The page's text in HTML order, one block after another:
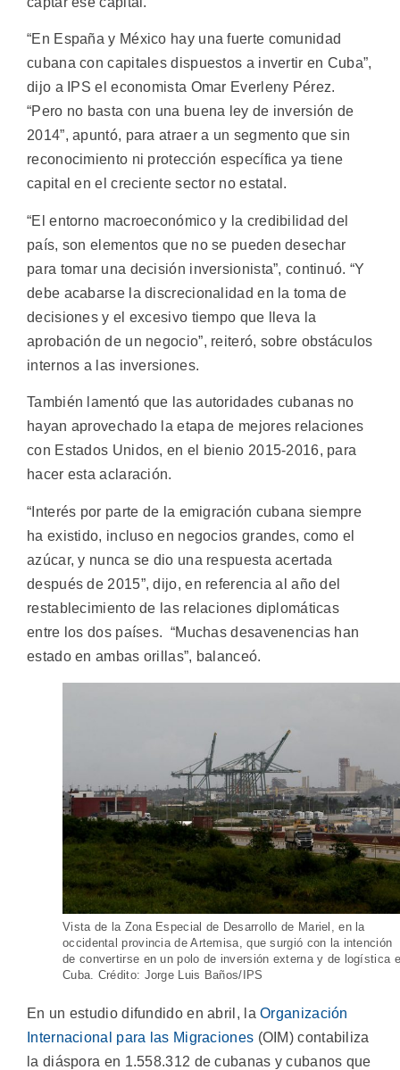
“En España y México hay una fuerte comunidad
cubana con capitales dispuestos a invertir en Cuba”,
dijo a IPS el economista Omar Everleny Pérez.
“Pero no basta con una buena ley de inversión de
2014”, apuntó, para atraer a un segmento que sin
reconocimiento ni protección específica ya tiene
capital en el creciente sector no estatal.
“El entorno macroeconómico y la credibilidad del
país, son elementos que no se pueden desechar
para tomar una decisión inversionista”, continuó. “Y
debe acabarse la discrecionalidad en la toma de
decisiones y el excesivo tiempo que lleva la
aprobación de un negocio”, reiteró, sobre obstáculos
internos a las inversiones.
También lamentó que las autoridades cubanas no
hayan aprovechado la etapa de mejores relaciones
con Estados Unidos, en el bienio 2015-2016, para
hacer esta aclaración.
“Interés por parte de la emigración cubana siempre
ha existido, incluso en negocios grandes, como el
azúcar, y nunca se dio una respuesta acertada
después de 2015”, dijo, en referencia al año del
restablecimiento de las relaciones diplomáticas
entre los dos países. “Muchas desavenencias han
estado en ambas orillas”, balanceó.
Vista de la Zona Especial de Desarrollo de Mariel, en la
occidental provincia de Artemisa, que surgió con la intención
de convertirse en un polo de inversión externa y de logística
Cuba. Crédito: Jorge Luis Baños/IPS
En un estudio difundido en abril, laOrganización
Internacional para las Migraciones (OIM) contabiliza
la diáspora en 1.558.312 de cubanas y cubanos que